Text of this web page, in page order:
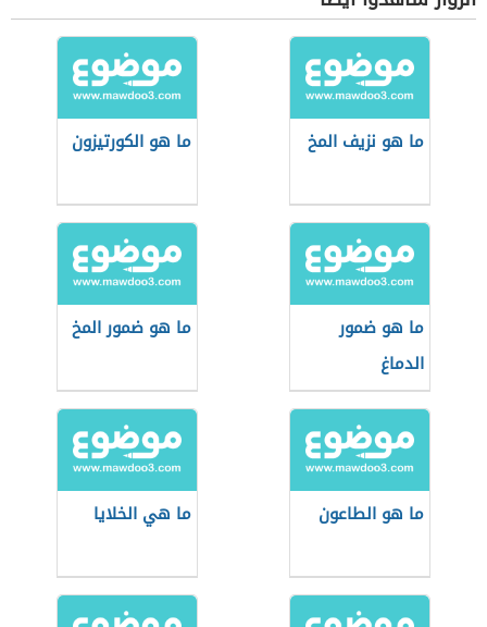
ما هو نزيف المخ ما هو الكورتيزون
ما هو ضمور
الدماغ
ما هو ضمور المخ
ما هو الطاعون ما هي الخلايا